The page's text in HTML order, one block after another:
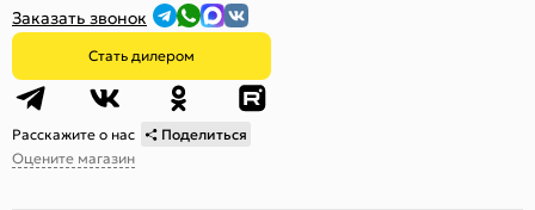
Заказать звонок
Стать дилером
Расскажите о нас
Поделиться
Оцените магазин